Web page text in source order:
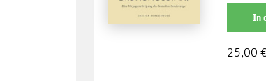
In
25,00